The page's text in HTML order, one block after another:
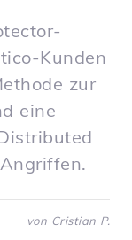
Kunden
zur
eine
von Cristian P.